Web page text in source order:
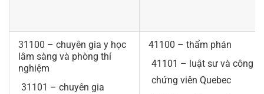
31100 – chuyên gia y học
lâm sàng và phòng thí
nghiệm
31101 – chuyên gia
41100 – thẩm phán
41101 – luật sư và công
chứng viên Quebec